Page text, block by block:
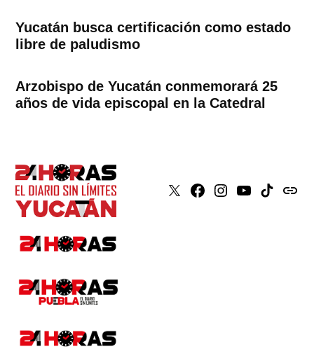
Yucatán busca certificación como estado
libre de paludismo
Arzobispo de Yucatán conmemorará 25
años de vida episcopal en la Catedral
X Faceboook
Instagram
YoutubeTiktokissuu